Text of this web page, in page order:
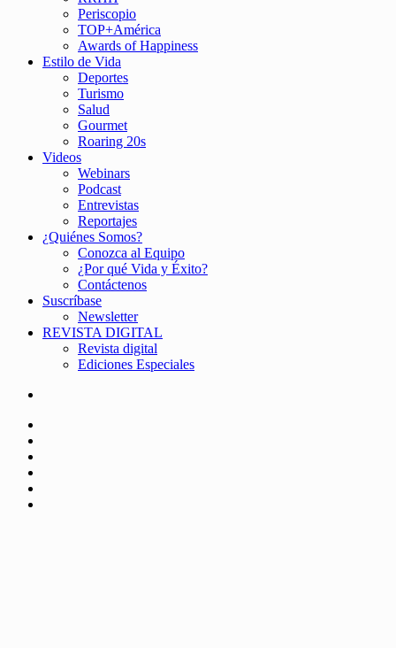
Periscopio
TOP+América
Awards of Happiness
Estilo de Vida
Deportes
Turismo
Salud
Gourmet
Roaring 20s
Videos
Webinars
Podcast
Entrevistas
Reportajes
¿Quiénes Somos?
Conozca al Equipo
¿Por qué Vida y Éxito?
Contáctenos
Suscríbase
Newsletter
REVISTA DIGITAL
Revista digital
Ediciones Especiales